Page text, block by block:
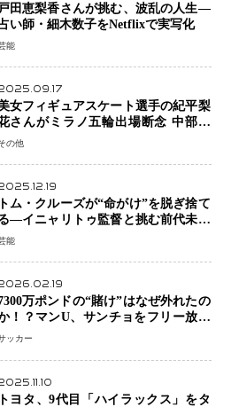
戸田恵梨香さんが挑む、波乱の人生―
い師・細木数子をNetflixで実写化
能
女フィギュアスケート選手の紀平梨
さんがミラノ五輪出場断念 中部選
手権欠場を発表「安全最優先の判断」
の他
トム・クルーズが“命がけ”を脱ぎ捨て
―イニャリトゥ監督と挑む前代未聞
大惨事コメディ「DIGGER ディガ
能
万ポンドの“賭け”はなぜ外れたの
！？マンU、サンチョをフリー放出
へ・・・補強戦略の転換点に
ッカー
トヨタ、9代目「ハイラックス」をタ